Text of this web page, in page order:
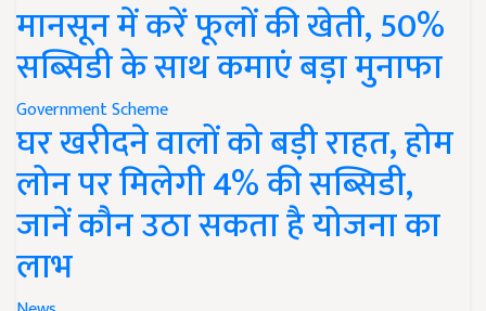
मानसून में करें फूलों की खेती, 50%
सब्सिडी के साथ कमाएं बड़ा मुनाफा
Government Scheme
घर खरीदने वालों को बड़ी राहत, होम
लोन पर मिलेगी 4% की सब्सिडी,
जानें कौन उठा सकता है योजना का
लाभ